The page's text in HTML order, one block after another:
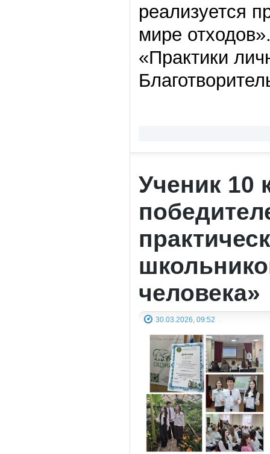
реализуется
мире
«Практики
Ученик 10
человека»
30.03.2026, 09:52